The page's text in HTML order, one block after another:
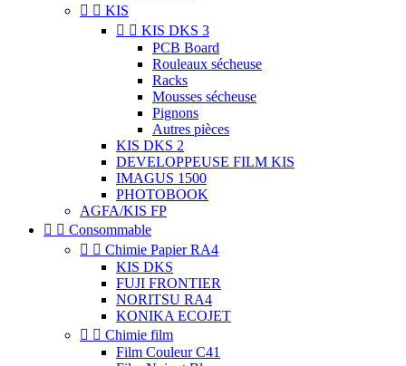
  KIS
  KIS DKS 3
PCB Board
Rouleaux sécheuse
Racks
Mousses sécheuse
Pignons
Autres pièces
KIS DKS 2
DEVELOPPEUSE FILM KIS
IMAGUS 1500
PHOTOBOOK
AGFA/KIS FP
  Consommable
  Chimie Papier RA4
KIS DKS
FUJI FRONTIER
NORITSU RA4
KONIKA ECOJET
  Chimie film
Film Couleur C41